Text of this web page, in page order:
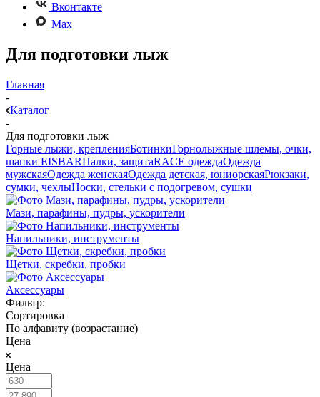
Вконтакте
Max
Для подготовки лыж
Главная
-
Каталог
-
Для подготовки лыж
Горные лыжи, крепленияБотинкиГорнолыжные шлемы, очки,
шапки EISBARПалки, защитаRACE одеждаОдежда
мужскаяОдежда женскаяОдежда детская, юниорскаяРюкзаки,
сумки, чехлыНоски, стельки с подогревом, сушки
Мази, парафины, пудры, ускорители
Напильники, инструменты
Щетки, скребки, пробки
Аксессуары
Фильтр:
Сортировка
По алфавиту (возрастание)
Цена
Цена